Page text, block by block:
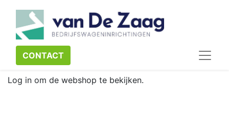
CONTACT​​​​
Log in om de webshop te bekijken.